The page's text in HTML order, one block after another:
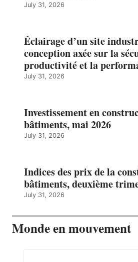
July 31, 2026
Éclairage d’un site
conception axée sur la
productivité et la
July 31, 2026
Investissement en
bâtiments, mai 2026
July 31, 2026
Indices des prix de la
bâtiments, deuxième
July 31, 2026
Monde en mouvement